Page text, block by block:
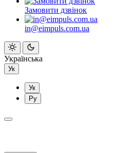
Замовити дзвінок
in@eimpuls.com.ua
Українська
Ук
Ук
Ру